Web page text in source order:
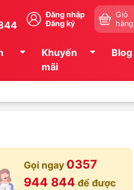
Đăng nhập
Đăng ký
Giỏ
hàng
Khuyến
mãi
Blog
Gọi ngay 0357
944 844 để được